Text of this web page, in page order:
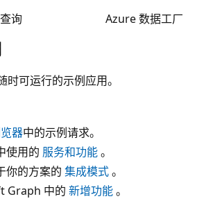
询 Azure 数据工厂
时可运行的示例应用。
器中的示例请求。
使用的 服务和功能。
你的方案的 集成模式。
Graph 中的 新增功能。